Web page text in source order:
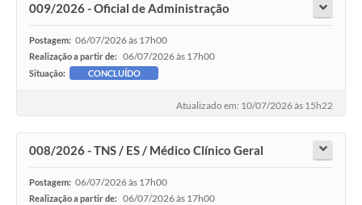
009/2026 - Oficial de Administração
Postagem: 06/07/2026 às 17h00
Realização a partir de: 06/07/2026 às 17h00
Situação: CONCLUÍDO
Atualizado em: 10/07/2026 às 15h22
008/2026 - TNS / ES / Médico Clínico Geral
Postagem: 06/07/2026 às 17h00
Realização a partir de: 06/07/2026 às 17h00